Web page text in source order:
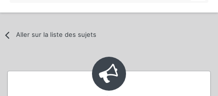
Aller sur la liste des sujets